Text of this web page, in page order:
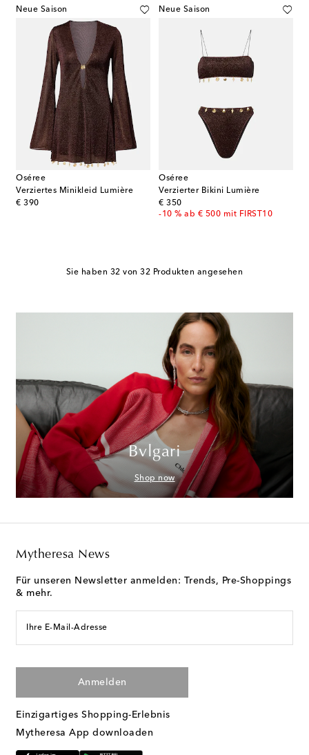
Neue Saison
Oséree
Verziertes Minikleid Lumière
€ 390
original price
Neue Saison
Oséree
Verzierter Bikini Lumière
€ 350
original price
-10 % ab € 500 mit FIRST10
Sie haben 32 von 32 Produkten angesehen
Bvlgari
Shop now
Mytheresa News
Für unseren Newsletter anmelden: Trends, Pre-Shoppings
& mehr.
Ihre E-Mail-Adresse
Anmelden
Einzigartiges Shopping-Erlebnis
Mytheresa App downloaden